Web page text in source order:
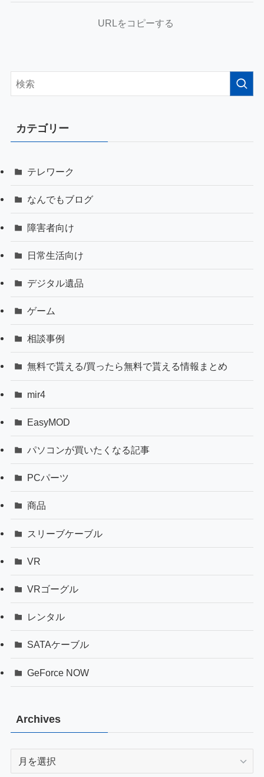
URLをコピーする
カテゴリー
テレワーク
なんでもブログ
障害者向け
日常生活向け
デジタル遺品
ゲーム
相談事例
無料で貰える/買ったら無料で貰える情報まとめ
mir4
EasyMOD
パソコンが買いたくなる記事
PCパーツ
商品
スリーブケーブル
VR
VRゴーグル
レンタル
SATAケーブル
GeForce NOW
Archives
Archives